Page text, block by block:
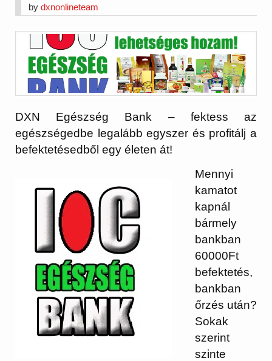
bydxnonlineteam
DXN Egészség Bank – fektess az
egészségedbe legalább egyszer és profitálj a
befektetésedből egy életen át!
Mennyi
kamatot
kapnál
bármely
bankban
60000Ft
befektetés,
bankban
őrzés után?
Sokak
szerint
szinte